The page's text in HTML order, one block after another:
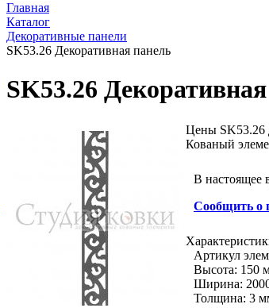
Главная
Каталог
Декоративные панели
SK53.26 Декоративная панель
SK53.26
Цены SK53.26
Кованый
В настоящее
Сообщить о
Артикул
Высота: 150
Ширина:
Толщина: 3